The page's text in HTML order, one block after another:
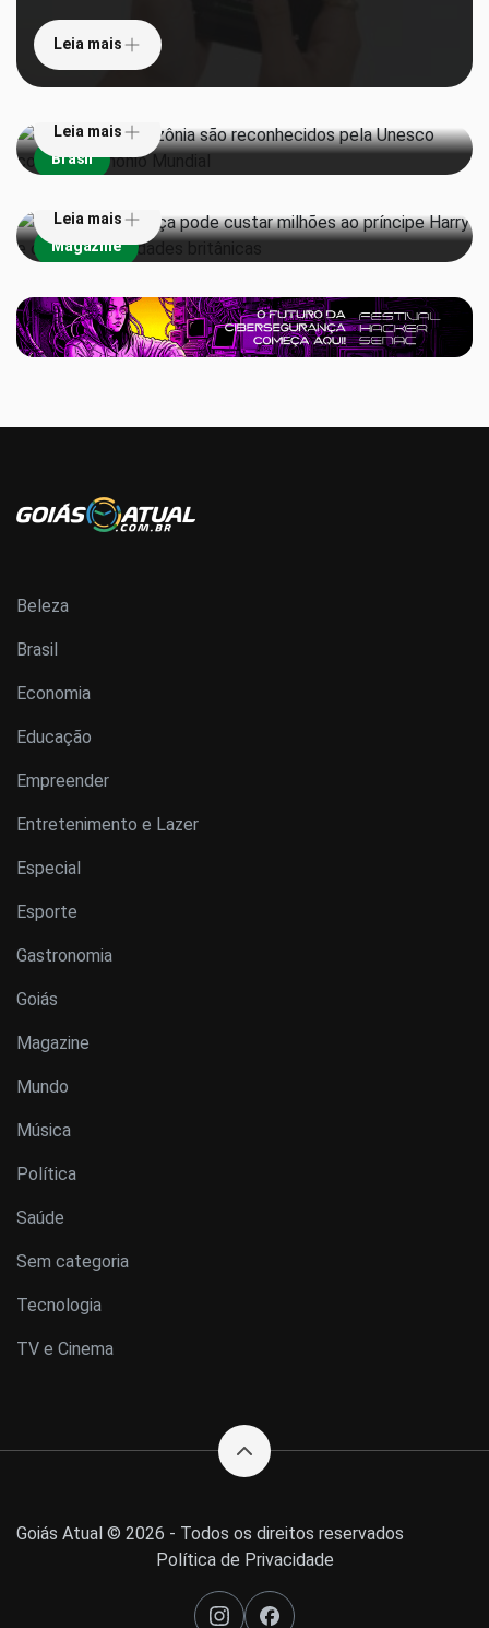
Leia mais
Brasil
Teatros da Amazônia são reconhecidos pela
Unesco como Patrimônio Mundial
Leia mais
Magazine
Derrota na Justiça pode custar milhões ao príncipe
Harry e outras celebridades britânicas
Leia mais
Beleza
Brasil
Economia
Educação
Empreender
Entretenimento e Lazer
Especial
Esporte
Gastronomia
Goiás
Magazine
Mundo
Música
Política
Saúde
Sem categoria
Tecnologia
TV e Cinema
Goiás Atual © 2026 - Todos os direitos reservados
Política de Privacidade